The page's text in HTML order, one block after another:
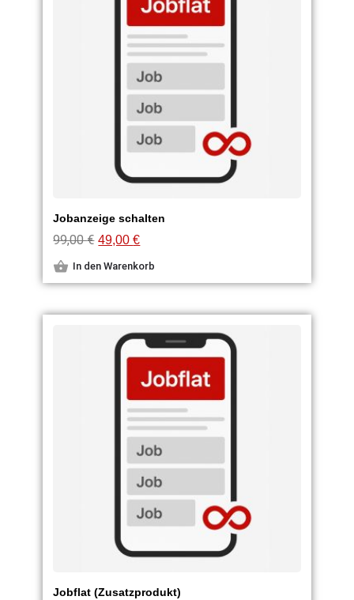
Jobanzeige schalten
99,00€ 49,00€
In den Warenkorb
Jobflat (Zusatzprodukt)